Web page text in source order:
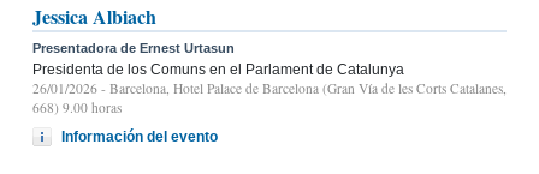
Jessica Albiach
Presentadora de Ernest Urtasun
Presidenta de los Comuns en el Parlament de Catalunya
26/01/2026 - Barcelona, Hotel Palace de Barcelona (Gran Vía de les Corts Catalanes,
668) 9.00 horas
Información del evento